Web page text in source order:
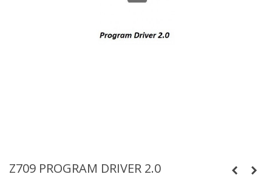
Z709 PROGRAM DRIVER 2.0